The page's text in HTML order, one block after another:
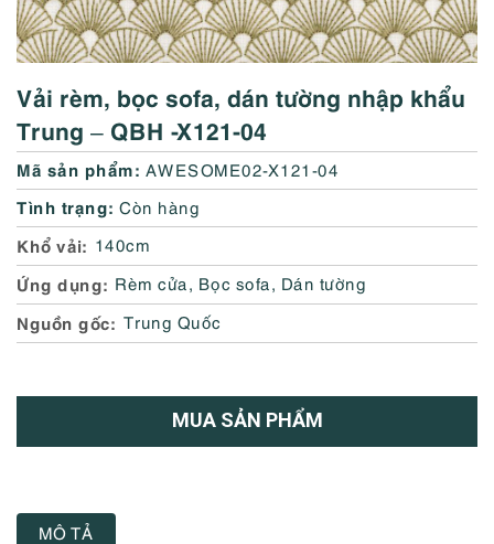
Vải rèm, bọc sofa, dán tường nhập khẩu
Trung – QBH -X121-04
Mã sản phẩm: AWESOME02-X121-04
Tình trạng: Còn hàng
Khổ vải 140cm
Ứng dụng Rèm cửa, Bọc sofa, Dán tường
Nguồn gốc Trung Quốc
MUA SẢN PHẨM
MÔ TẢ